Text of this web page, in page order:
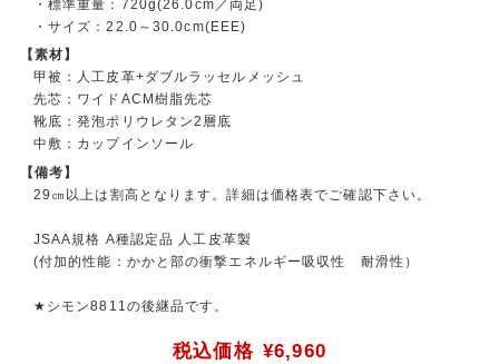
・標準重量：720g(26.0cm／両足)
・サイズ：22.0～30.0cm(EEE)
【素材】
甲被：人工皮革+ダブルラッセルメッシュ
先芯：ワイドACM樹脂先芯
靴底：発泡ポリウレタン2層底
中敷：カップインソール
【備考】
29㎝以上は割高となります。詳細は価格表でご確認下さい。
JSAA規格 A種認定品 人工皮革製
(付加的性能：かかと部の衝撃エネルギー吸収性 耐滑性）
★シモン8811の後継品です。
税込価格 ¥6,960